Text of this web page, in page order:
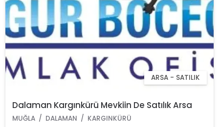
ARSA - SATILIK
Dalaman Kargınkürü Mevkiin De Satılık Arsa
MUĞLA DALAMAN KARGINKÜRÜ